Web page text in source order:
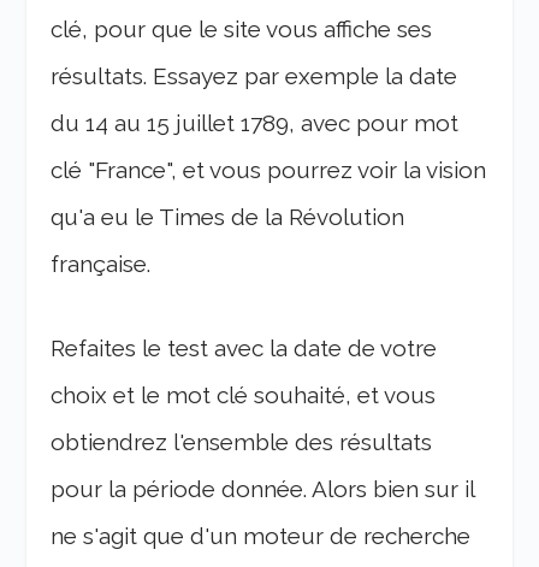
clé, pour que le site vous affiche ses
résultats. Essayez par exemple la date
du 14 au 15 juillet 1789, avec pour mot
clé "France", et vous pourrez voir la vision
qu'a eu le Times de la Révolution
française.
Refaites le test avec la date de votre
choix et le mot clé souhaité, et vous
obtiendrez l'ensemble des résultats
pour la période donnée. Alors bien sur il
ne s'agit que d'un moteur de recherche